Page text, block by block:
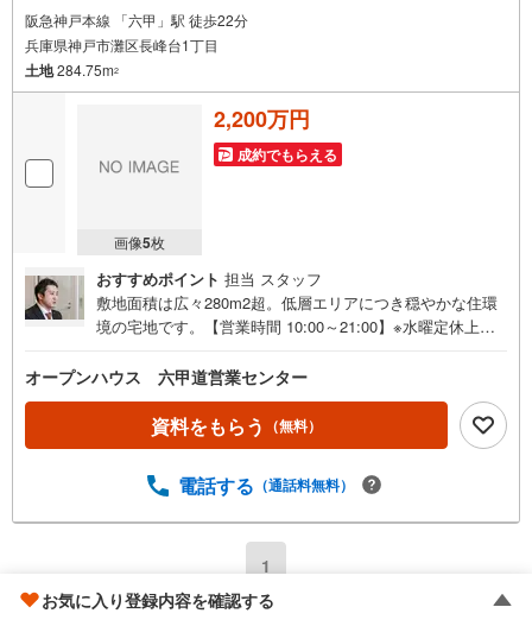
阪急神戸本線 「六甲」駅 徒歩22分
兵庫県神戸市灘区長峰台1丁目
土地284.75m2
画像5枚
2,200万円
成約でもらえる
おすすめポイント 担当 スタッフ
敷地面積は広々280m2超。低層エリアにつき穏やかな住環
境の宅地です。【営業時間 10:00～21:00】※水曜定休上記
にご連絡ください！現地を見学される場合は「室内・現地
を見学する（無料）」ボタンよりご希望の日時をご記入い
ただけますとスムーズにご案内が可能です。◎現地のご案
内について・平日や夜遅い時間帯もご案内が可能 ※定休日
たします。・車でご自宅や最寄り駅等、ご指定の場所まで
送迎します。・チャイルドシートのご用意ございます。◎
個別FP相談会 無料物件のご紹介だけでなく住宅ローン・
資金のご相談、まずは家探しについて話を聞きたいという
方も大歓迎です！年間8000棟以上の限定物件を発表してい
るオープンハウスだから出会える物件が多数ございます。
オープンハウス 六甲道営業センター
資料をもらう （無料）
電話する （通話料無料）
1
1〜 18
お気に入り登録内容を確認する